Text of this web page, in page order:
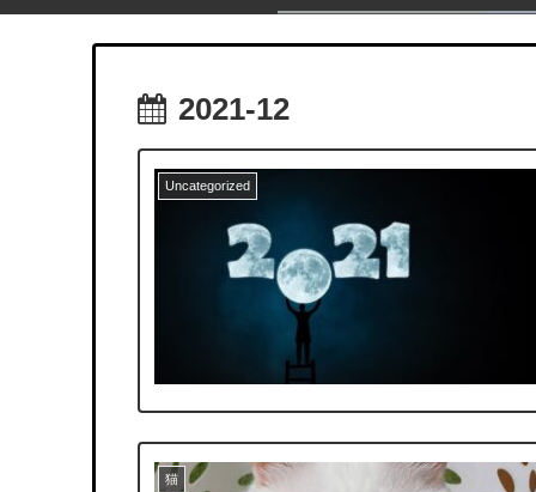
2021-12
Uncategorized
猫